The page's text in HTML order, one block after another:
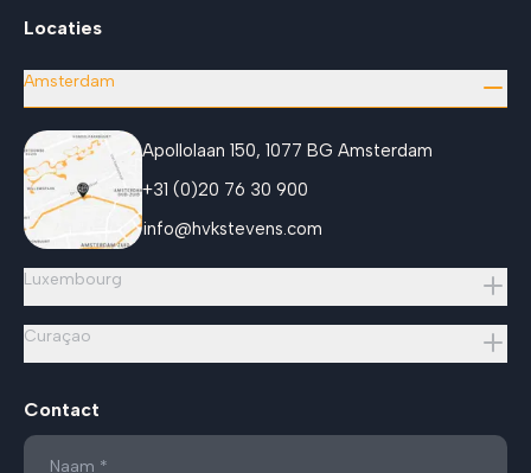
Locaties
Amsterdam
Apollolaan 150, 1077 BG Amsterdam
+31 (0)20 76 30 900
info@hvkstevens.com
Luxembourg
Curaçao
Contact